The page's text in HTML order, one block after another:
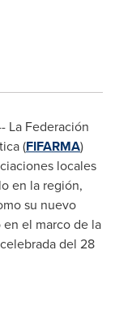
La Federación
(FIFARMA)
locales
en la región,
su nuevo
el marco de la
del 28